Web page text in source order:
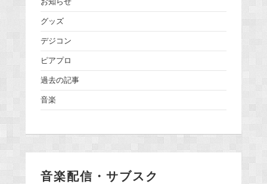
グッズ
デジコン
ピアプロ
過去の記事
音楽
音楽配信・サブスク